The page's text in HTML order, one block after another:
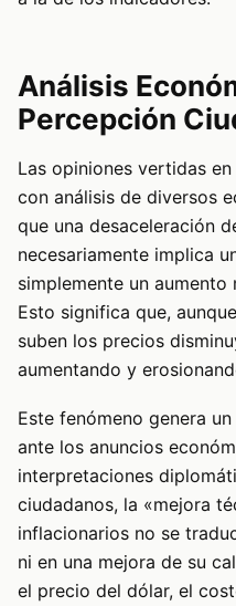
Análisis
Percepción
Las opiniones vertidas
con análisis de diversos
que una desaceleración
necesariamente implica
simplemente un aumento
Esto significa que,
suben los precios
aumentando y
Este fenómeno genera
ante los anuncios
interpretaciones
ciudadanos, la «mejora
inflacionarios no se
ni en una mejora de su
el precio del dólar, el